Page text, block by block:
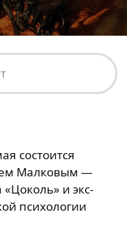
состоится
Малковым —
и экс-
психологии